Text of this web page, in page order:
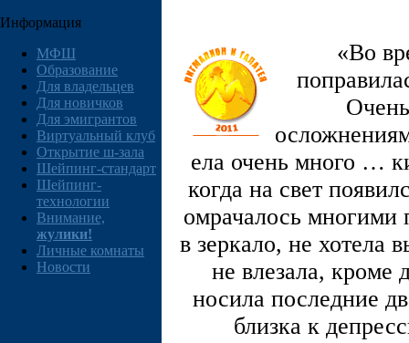
Информация
МФШ
Образование
Для владельцев
Для новичков
Для эмигрантов
Виртуальный клуб
Открытие ш-зала
Шейпинг-стандарт
Шейпинг-
технологии
Внимание,
жулики!
Личные комнаты
Новости
«Во
ела очень много …
когда на свет
омрачалось многими
в зеркало, не хотела
не влезала, кроме
носила последние
близка к